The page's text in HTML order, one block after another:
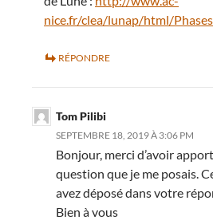
nice.fr/clea/lunap/html/
RÉPONDRE
Tom Pilibi
SEPTEMBRE 18, 2019 À 3:06 PM
Bonjour, merci d’avoir
question que je me posais.
avez déposé dans votre
Bien à vous